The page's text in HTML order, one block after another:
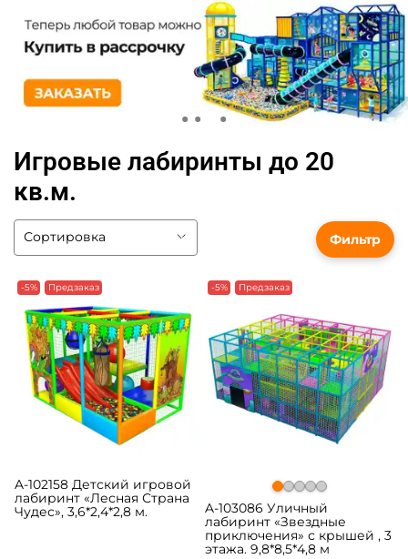
Игровые лабиринты до 20
кв.м.
-5% Предзаказ
A-102158 Детский игровой
лабиринт «Лесная Страна
Чудес», 3,6*2,4*2,8 м.
-5% Предзаказ
A-103086 Уличный
лабиринт «Звездные
приключения» с крышей , 3
этажа. 9,8*8,5*4,8 м
Фильтр